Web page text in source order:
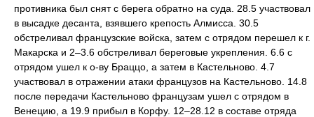
противника был снят с берега обратно на суда. 28.5 участвовал
в высадке десанта, взявшего крепость Алмисса. 30.5
обстреливал французские войска, затем с отрядом перешел к г.
Макарска и 2–3.6 обстреливал береговые укрепления. 6.6 с
отрядом ушел к о-ву Браццо, а затем в Кастельново. 4.7
участвовал в отражении атаки французов на Кастельново. 14.8
после передачи Кастельново французам ушел с отрядом в
Венецию, а 19.9 прибыл в Корфу. 12–28.12 в составе отряда